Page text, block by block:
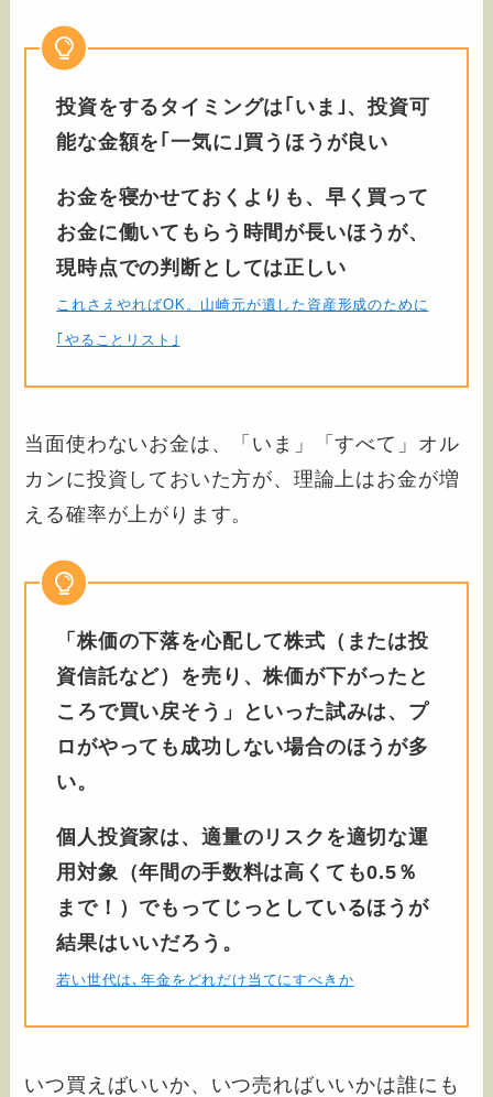
投資をするタイミングは｢いま｣、投資可
能な金額を｢一気に｣買うほうが良い
お金を寝かせておくよりも、早く買って
お金に働いてもらう時間が長いほうが、
現時点での判断としては正しい
これさえやればOK。山崎元が遺した資産形成のために
｢やることリスト｣
当面使わないお金は、「いま」「すべて」オル
カンに投資しておいた方が、理論上はお金が増
える確率が上がります。
「株価の下落を心配して株式（または投
資信託など）を売り、株価が下がったと
ころで買い戻そう」といった試みは、プ
ロがやっても成功しない場合のほうが多
い。
個人投資家は、適量のリスクを適切な運
用対象（年間の手数料は高くても0.5％
まで！）でもってじっとしているほうが
結果はいいだろう。
若い世代は､年金をどれだけ当てにすべきか
いつ買えばいいか、いつ売ればいいかは誰にも